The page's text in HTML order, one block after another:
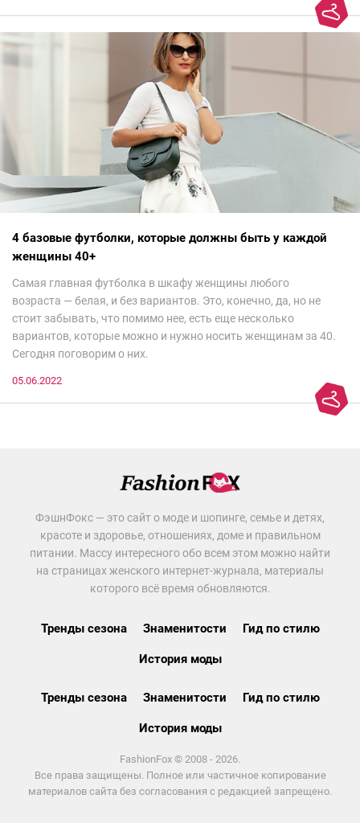
4 базовые футболки, которые должны быть у каждой
женщины 40+
Самая главная футболка в шкафу женщины любого
возраста — белая, и без вариантов. Это, конечно, да, но не
стоит забывать, что помимо нее, есть еще несколько
вариантов, которые можно и нужно носить женщинам за 40.
Сегодня поговорим о них.
05.06.2022
ФэшнФокс — это сайт о моде и шопинге, семье и детях,
красоте и здоровье, отношениях, доме и правильном
питании. Массу интересного обо всем этом можно найти
на страницах женского интернет-журнала, материалы
которого всё время обновляются.
Тренды сезона Знаменитости Гид по стилю
История моды
Тренды сезона Знаменитости Гид по стилю
История моды
FashionFox © 2008 - 2026.
Все права защищены. Полное или частичное копирование
материалов сайта без согласования с редакцией запрещено.